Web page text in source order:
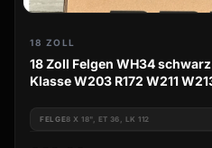
18 ZOLL
18 Zoll Felgen WH34
Klasse W203 R172 W211
FELGE8 X 18", ET 36, LK 112